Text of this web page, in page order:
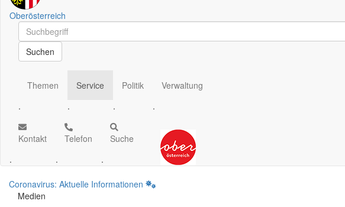
Oberösterreich
Schnellsuche
Schnellsuche
Suchen
Themen
.
Service
.
Politik
.
Verwaltung
.
Kontakt
.
Telefon
.
Suche
.
Coronavirus: Aktuelle Informationen
Medien